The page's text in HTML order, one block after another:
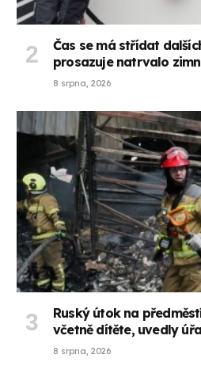
Čas se má střídat
prosazuje natrvalo
8 srpna, 2026
Ruský útok na
včetně dítěte, uvedly
8 srpna, 2026